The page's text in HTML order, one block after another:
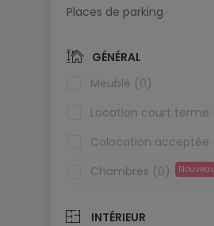
Places de parking
GÉNÉRAL
Meublé (0)
Location court terme
Colocation acceptée
Chambres (0)
Nouveau
INTÉRIEUR